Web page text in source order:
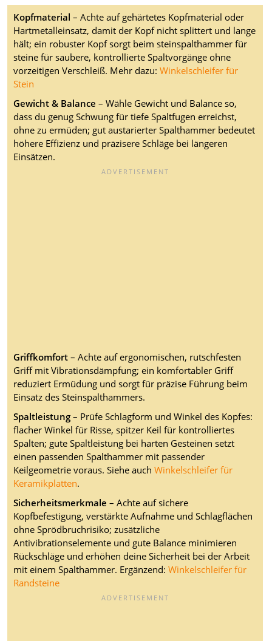
Kopfmaterial – Achte auf gehärtetes Kopfmaterial oder
Hartmetalleinsatz, damit der Kopf nicht splittert und lange
hält; ein robuster Kopf sorgt beim steinspalthammer für
steine für saubere, kontrollierte Spaltvorgänge ohne
vorzeitigen Verschleiß. Mehr dazu: Winkelschleifer für
Stein
Gewicht & Balance – Wähle Gewicht und Balance so,
dass du genug Schwung für tiefe Spaltfugen erreichst,
ohne zu ermüden; gut austarierter Spalthammer bedeutet
höhere Effizienz und präzisere Schläge bei längeren
Einsätzen.
Griffkomfort– Achte auf ergonomischen, rutschfesten
Griff mit Vibrationsdämpfung; ein komfortabler Griff
reduziert Ermüdung und sorgt für präzise Führung beim
Einsatz des Steinspalthammers.
Spaltleistung– Prüfe Schlagform und Winkel des Kopfes:
flacher Winkel für Risse, spitzer Keil für kontrolliertes
Spalten; gute Spaltleistung bei harten Gesteinen setzt
einen passenden Spalthammer mit passender
Keilgeometrie voraus. Siehe auch Winkelschleifer für
Keramikplatten.
Sicherheitsmerkmale – Achte auf sichere
Kopfbefestigung, verstärkte Aufnahme und Schlagflächen
ohne Sprödbruchrisiko; zusätzliche
Antivibrationselemente und gute Balance minimieren
Rückschläge und erhöhen deine Sicherheit bei der Arbeit
mit einem Spalthammer. Ergänzend: Winkelschleifer für
Randsteine